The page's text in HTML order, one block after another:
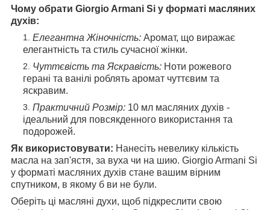
Чому обрати Giorgio Armani Si у форматі масляних
духів:
Елегантна Жіночність: Аромат, що виражає
елегантність та стиль сучасної жінки.
Чуттєвість та Яскравість: Ноти рожевого
герані та ванілі роблять аромат чуттєвим та
яскравим.
Практичний Розмір: 10 мл масляних духів -
ідеальний для повсякденного використання та
подорожей.
Як використовувати: Нанесіть невелику кількість
масла на зап'ястя, за вуха чи на шию. Giorgio Armani Si
у форматі масляних духів стане вашим вірним
спутником, в якому б ви не були.
Оберіть ці масляні духи, щоб підкреслити свою